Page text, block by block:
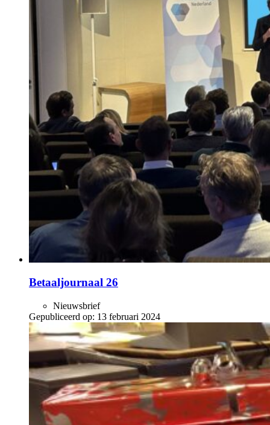
Betaaljournaal 26
Nieuwsbrief
Gepubliceerd op: 13 februari 2024